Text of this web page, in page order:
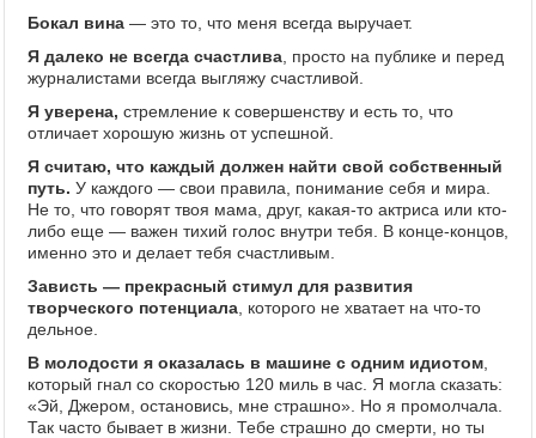
Бокал вина — это то, что меня всегда выручает.
Я далеко не всегда счастлива , просто на публике и перед
журналистами всегда выгляжу счастливой.
Я уверена, стремление к совершенству и есть то, что
отличает хорошую жизнь от успешной.
Я считаю, что каждый должен найти свой собственный
путь. У каждого — свои правила, понимание себя и мира.
Не то, что говорят твоя мама, друг, какая-то актриса или кто-
либо еще — важен тихий голос внутри тебя. В конце-концов,
именно это и делает тебя счастливым.
Зависть — прекрасный стимул для развития
творческого потенциала , которого не хватает на что-то
дельное.
В молодости я оказалась в машине с одним идиотом
который гнал со скоростью 120 миль в час. Я могла сказать:
«Эй, Джером, остановись, мне страшно». Но я промолчала.
Так часто бывает в жизни. Тебе страшно до смерти, но ты